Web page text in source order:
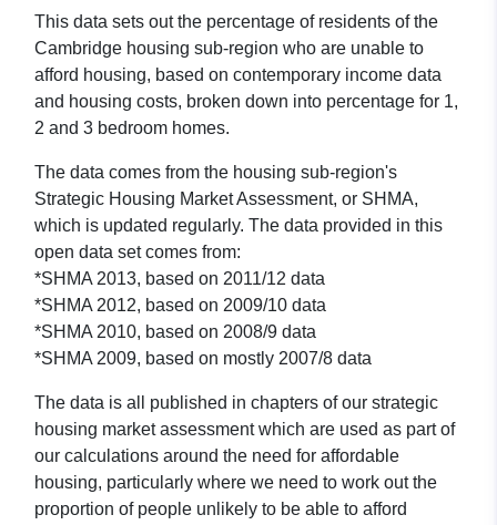
This data sets out the percentage of residents of the
Cambridge housing sub-region who are unable to
afford housing, based on contemporary income data
and housing costs, broken down into percentage for 1,
2 and 3 bedroom homes.
The data comes from the housing sub-region's
Strategic Housing Market Assessment, or SHMA,
which is updated regularly. The data provided in this
open data set comes from:
*SHMA 2013, based on 2011/12 data
*SHMA 2012, based on 2009/10 data
*SHMA 2010, based on 2008/9 data
*SHMA 2009, based on mostly 2007/8 data
The data is all published in chapters of our strategic
housing market assessment which are used as part of
our calculations around the need for affordable
housing, particularly where we need to work out the
proportion of people unlikely to be able to afford